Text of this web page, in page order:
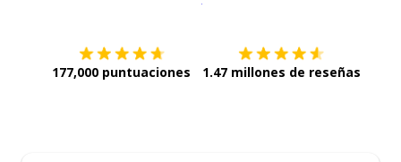
177,000 puntuaciones 1.47 millones de reseñas